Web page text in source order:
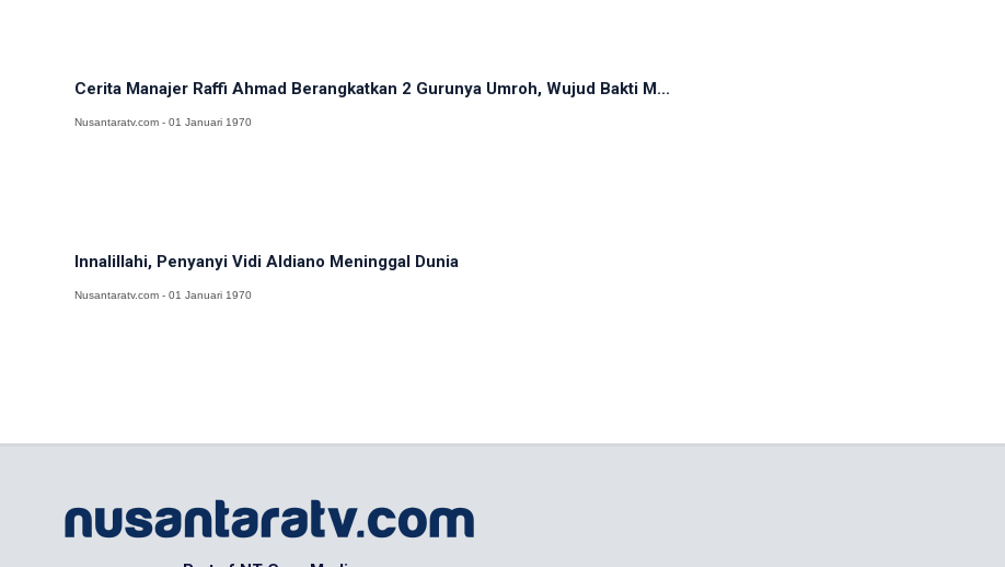
Cerita Manajer Raffi Ahmad Berangkatkan 2 Gurunya Umroh, Wujud Bakti M...
Nusantaratv.com - 01 Januari 1970
Innalillahi, Penyanyi Vidi Aldiano Meninggal Dunia
Nusantaratv.com - 01 Januari 1970